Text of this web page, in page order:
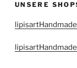
UNSERE